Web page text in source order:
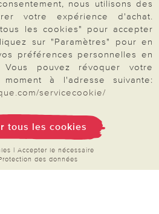
nous utilisons des
votre expérience d'achat.
les cookies" pour accepter
sur "Paramètres" pour en
préférences personnelles en
pouvez révoquer votre
à l'adresse suivante:
servicecookie/
tous les cookies
| Accepter le nécessaire
des données